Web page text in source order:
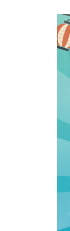
月
1
日
ま
ち
づ
り
ン
ト